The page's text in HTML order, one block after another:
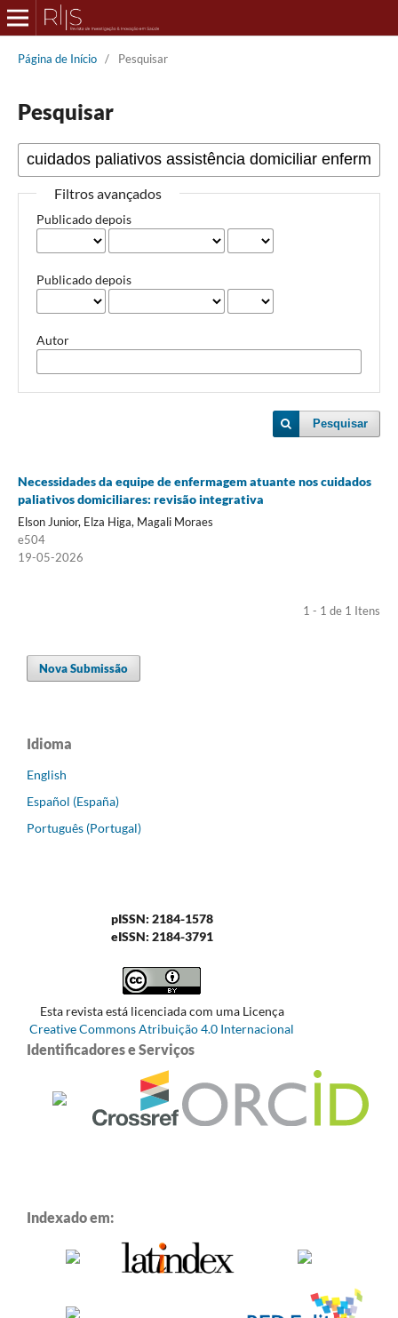
Página de Início / Pesquisar
Pesquisar
Filtros avançados
Publicado depois
Publicado depois
Autor
Pesquisar
Necessidades da equipe de enfermagem atuante nos cuidados
paliativos domiciliares: revisão integrativa
Elson Junior, Elza Higa, Magali Moraes
e504
19-05-2026
1 - 1 de 1 Itens
Nova Submissão
Idioma
English
Español (España)
Português (Portugal)
pISSN: 2184-1578
eISSN: 2184-3791
Esta revista está licenciada com uma Licença
Creative Commons Atribuição 4.0 Internacional
Identificadores e Serviços
Indexado em: